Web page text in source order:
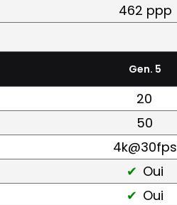
462 ppp
Gen. 5
20
50
4k@30fps
Oui
Oui